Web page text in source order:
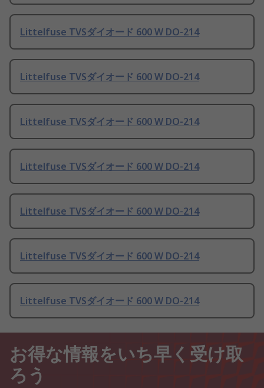
Littelfuse TVSダイオード 600 W DO-214
Littelfuse TVSダイオード 600 W DO-214
Littelfuse TVSダイオード 600 W DO-214
Littelfuse TVSダイオード 600 W DO-214
Littelfuse TVSダイオード 600 W DO-214
Littelfuse TVSダイオード 600 W DO-214
Littelfuse TVSダイオード 600 W DO-214
お得な情報をいち早く受け取
ろう